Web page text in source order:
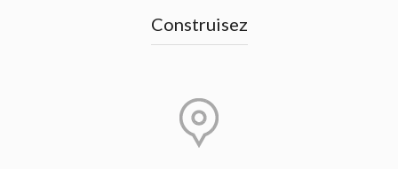
Construisez